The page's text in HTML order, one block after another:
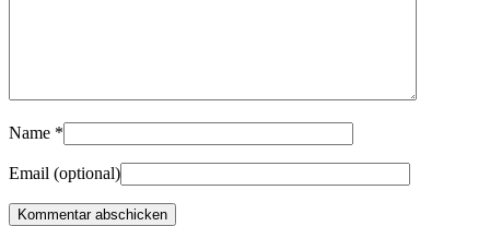
Name *
Email (optional)